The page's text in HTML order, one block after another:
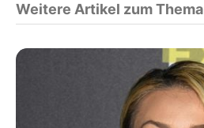
Weitere Artikel zum Thema